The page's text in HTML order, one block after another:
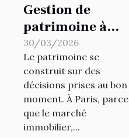
Gestion de
patrimoine à
Paris : il est plus
que jamais
temps de faire
appel à La
Financière du
Patrimoine !
30/03/2026
Le patrimoine se
construit sur des
décisions prises au bon
moment. À Paris, parce
que le marché
immobilier,...